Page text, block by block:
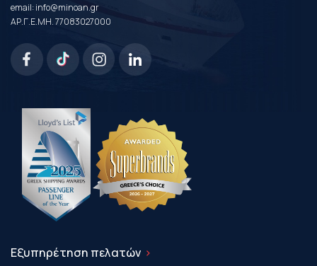
email:info@minoan.gr
ΑΡ.Γ.Ε.ΜΗ. 77083027000
Εξυπηρέτηση πελατών